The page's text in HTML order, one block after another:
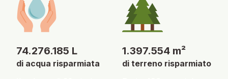
74.276.185 L
di acqua risparmiata
1.397.554 m²
di terreno risparmiato